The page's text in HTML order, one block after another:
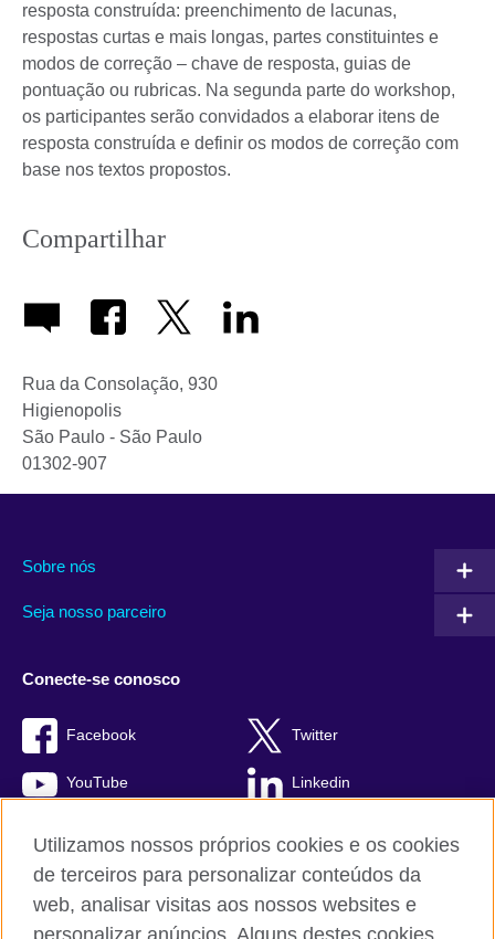
resposta construída: preenchimento de lacunas,
respostas curtas e mais longas, partes constituintes e
modos de correção – chave de resposta, guias de
pontuação ou rubricas. Na segunda parte do workshop,
os participantes serão convidados a elaborar itens de
resposta construída e definir os modos de correção com
base nos textos propostos.
Compartilhar
Rua da Consolação, 930
Higienopolis
São Paulo - São Paulo
01302-907
Sobre nós
Seja nosso parceiro
Conecte-se conosco
Facebook Twitter
YouTube Linkedin
Utilizamos nossos próprios cookies e os cookies
de terceiros para personalizar conteúdos da
web, analisar visitas aos nossos websites e
personalizar anúncios. Alguns destes cookies